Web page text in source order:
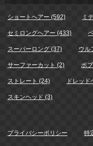
ショートヘアー (592) ミ
セミロングヘアー (433)
スーパーロング (37) ウル
サーファーカット (2) ボ
ストレート (24) ドレッ
スキンヘッド (3)
プライバシーポリシー 特